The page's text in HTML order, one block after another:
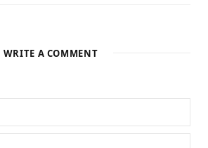
WRITE A COMMENT